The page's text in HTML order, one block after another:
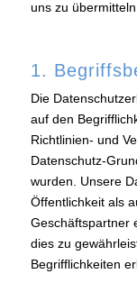
uns zu übermitteln.
1.
Die
auf den
Richtlinien- und
Datenschutz-
wurden. Unsere
Öffentlichkeit als
Geschäftspartner
dies zu
Begrifflichkeiten